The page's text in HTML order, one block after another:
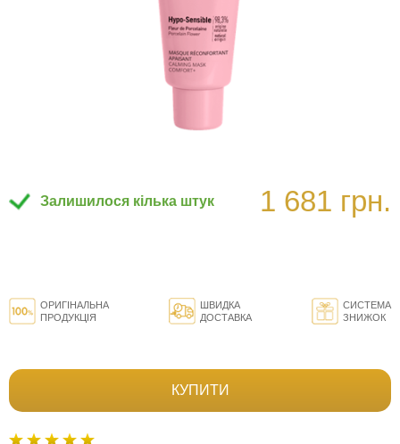
Залишилося кілька штук 1 681 грн.
ОРИГІНАЛЬНА
ПРОДУКЦІЯ
ШВИДКА
ДОСТАВКА
СИСТЕМА
ЗНИЖОК
КУПИТИ